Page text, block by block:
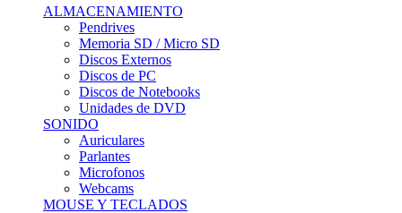
ALMACENAMIENTO
Pendrives
Memoria SD / Micro SD
Discos Externos
Discos de PC
Discos de Notebooks
Unidades de DVD
SONIDO
Auriculares
Parlantes
Microfonos
Webcams
MOUSE Y TECLADOS